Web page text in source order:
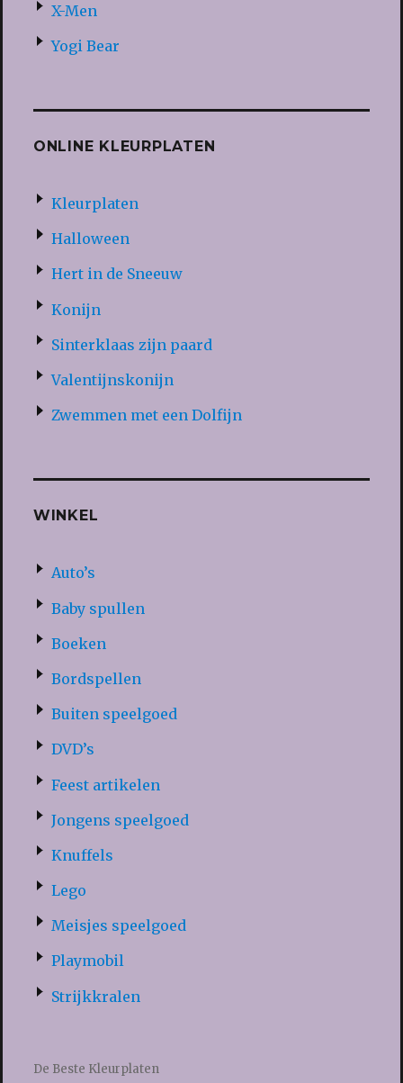
X-Men
Yogi Bear
ONLINE KLEURPLATEN
Kleurplaten
Halloween
Hert in de Sneeuw
Konijn
Sinterklaas zijn paard
Valentijnskonijn
Zwemmen met een Dolfijn
WINKEL
Auto’s
Baby spullen
Boeken
Bordspellen
Buiten speelgoed
DVD’s
Feest artikelen
Jongens speelgoed
Knuffels
Lego
Meisjes speelgoed
Playmobil
Strijkkralen
De Beste Kleurplaten